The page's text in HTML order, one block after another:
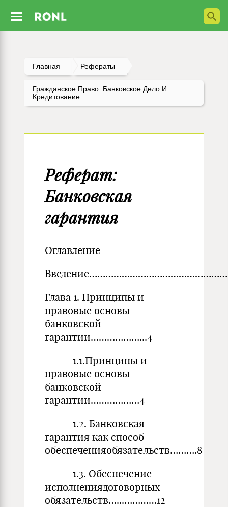
Главная Рефераты
Гражданское Право. Банковское Дело И
Кредитование
Реферат:
Банковская
гарантия
Оглавление
Глава 1. Принципы и
правовые основы
банковской
гарантии………………...4
1.1.Принципы и
правовые основы
банковской
гарантии………………4
1.2. Банковская
гарантия как способ
обеспеченияобязательств……….8
1.3. Обеспечение
исполнениядоговорных
обязательств…...…………12